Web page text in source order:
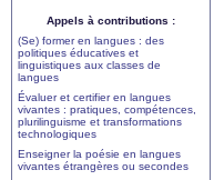
Appels à contributions :
(Se) former en langues : des
politiques éducatives et
linguistiques aux classes de
langues
Évaluer et certifier en langues
vivantes : pratiques, compétences,
plurilinguisme et transformations
technologiques
Enseigner la poésie en langues
vivantes étrangères ou secondes